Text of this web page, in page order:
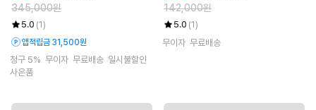
345,000원
5.0 (1)
앱적립금 31,500원
청구 5% 무이자 무료배송 일시불할인
사은품
142,000원
5.0 (1)
무이자 무료배송